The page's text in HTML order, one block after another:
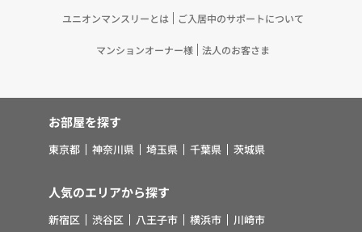
5.お客様・オーナー様の個人情報の第三者への提
供 （1）弊社は、次に掲げる場合を除き、弊社が
取り扱う個人情報を、あらかじめお客様およびオー
客様の同意を得ることが困難であるとき ③公衆衛
生の向上または児童の健全な育成の推進のために特
とが困難であるとき ④国の機関若しくは地方公共
団体またはその委託を受けた者が法令の定める事務
を遂行することに対して協力する必要がある場合で
ユニオンマンスリーとは ご入居中のサポートについて
マンションオーナー様 法人のお客さま
お部屋を探す
東京都 神奈川県 埼玉県 千葉県 茨城県
人気のエリアから探す
新宿区 渋谷区 八王子市 横浜市 川崎市